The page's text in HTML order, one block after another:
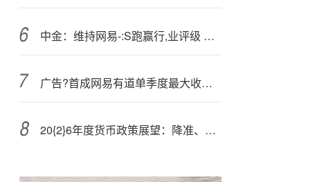
中金：维持网易-:S跑赢行,业评级 目标价263港元
广告?首成网易有道单季度最大收入来源网易有道三季度净利润下滑99%
20{2}6年度货币政策展望：降准、降息与国债买卖常态化 | 研报精选